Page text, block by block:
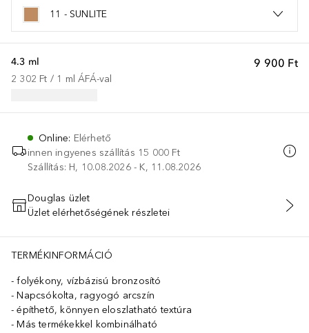
11 - SUNLITE
9 900 Ft
4.3 ml
2 302 Ft / 1 ml ÁFÁ-val
Online: Elérhető
innen ingyenes szállítás 15 000 Ft
Szállítás: H, 10.08.2026 - K, 11.08.2026
KOSÁRBA HELYEZÉS
Douglas üzlet
Üzlet elérhetőségének részletei
TERMÉKINFORMÁCIÓ
folyékony, vízbázisú bronzosító
Napcsókolta, ragyogó arcszín
építhető, könnyen eloszlatható textúra
Más termékekkel kombinálható